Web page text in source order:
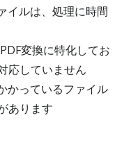
イルは、処理に時間
変換に特化してお
応していません
かっているファイル
あります